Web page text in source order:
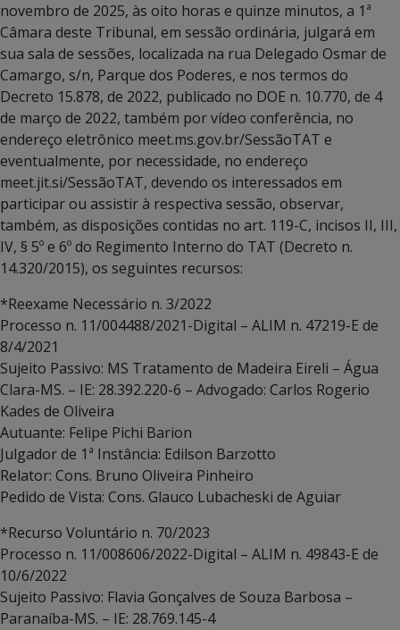
novembro de 2025, às oito horas e quinze minutos, a 1ª
Câmara deste Tribunal, em sessão ordinária, julgará em
sua sala de sessões, localizada na rua Delegado Osmar de
Camargo, s/n, Parque dos Poderes, e nos termos do
Decreto 15.878, de 2022, publicado no DOE n. 10.770, de 4
de março de 2022, também por vídeo conferência, no
endereço eletrônico meet.ms.gov.br/SessãoTAT e
eventualmente, por necessidade, no endereço
meet.jit.si/SessãoTAT, devendo os interessados em
participar ou assistir à respectiva sessão, observar,
também, as disposições contidas no art. 119-C, incisos II, III,
IV, § 5º e 6º do Regimento Interno do TAT (Decreto n.
14.320/2015), os seguintes recursos:
*Reexame Necessário n. 3/2022
Processo n. 11/004488/2021-Digital – ALIM n. 47219-E de
8/4/2021
Sujeito Passivo: MS Tratamento de Madeira Eireli – Água
Clara-MS. – IE: 28.392.220-6 – Advogado: Carlos Rogerio
Kades de Oliveira
Autuante: Felipe Pichi Barion
Julgador de 1ª Instância: Edilson Barzotto
Relator: Cons. Bruno Oliveira Pinheiro
Pedido de Vista: Cons. Glauco Lubacheski de Aguiar
*Recurso Voluntário n. 70/2023
Processo n. 11/008606/2022-Digital – ALIM n. 49843-E de
10/6/2022
Sujeito Passivo: Flavia Gonçalves de Souza Barbosa –
Paranaíba-MS. – IE: 28.769.145-4